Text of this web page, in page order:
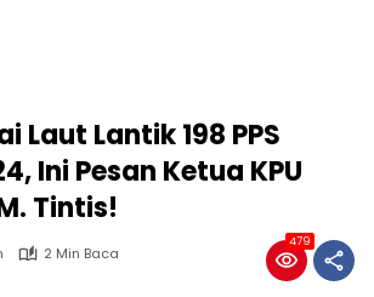
Laut Lantik 198 PPS
Ini Pesan Ketua KPU
Tintis!
2 Min Baca
479